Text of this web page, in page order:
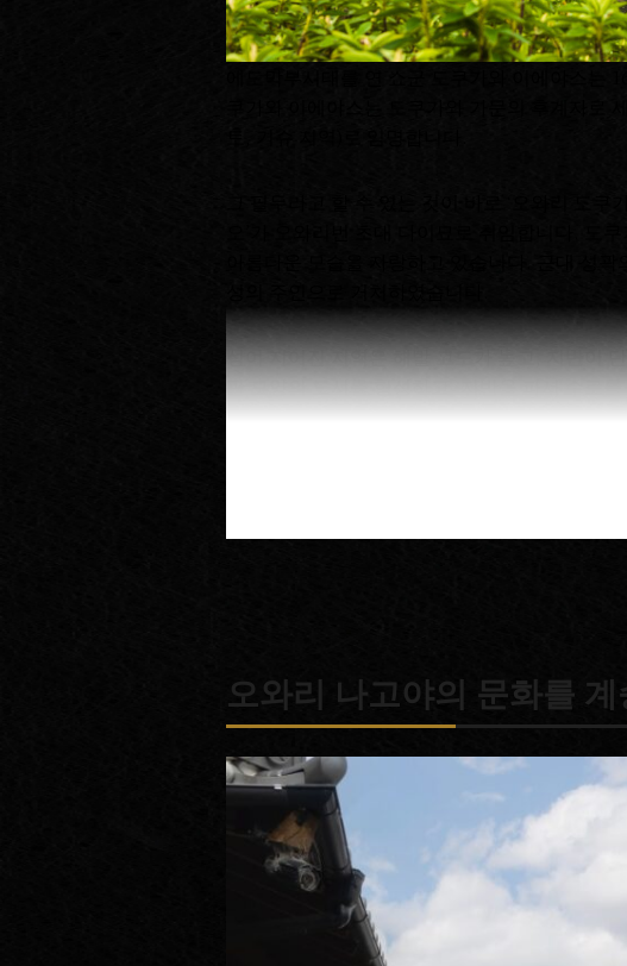
에도막부시대를 연 쇼군 도쿠가와 이에야스
쿠가와 이에야스는 도쿠가와 가문의 후계자
그 필두라고 할 수 있는 것이 바로 ‘오와리 도
오’가 오와리번 초대 다이묘로 취임합니다.
아름다운 모습을 자랑하고 있습니다. 근대 성
성이 지어진 지역은 해발 고도가 높고, 지반이
판 모양의 도시를 형성하고, 지반을 파서 수로
것이 나고야 도시 조성의 시작이라고 전해집니
이 있을 정도로 가치가 높은 지역자원이 되었습
정책으로는 산업 육성이나 농업용수 정비 등
적극적으로 알렸다고 합니다.
오와리 나고야의 문화를